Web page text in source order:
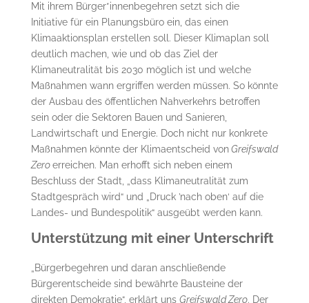
Mit ihrem Bürger*innenbegehren setzt sich die
Initiative für ein Planungsbüro ein, das einen
Klimaaktionsplan erstellen soll. Dieser Klimaplan soll
deutlich machen, wie und ob das Ziel der
Klimaneutralität bis 2030 möglich ist und welche
Maßnahmen wann ergriffen werden müssen. So könnte
der Ausbau des öffentlichen Nahverkehrs betroffen
sein oder die Sektoren Bauen und Sanieren,
Landwirtschaft und Energie. Doch nicht nur konkrete
Maßnahmen könnte der Klimaentscheid vonGreifswald
Zeroerreichen. Man erhofft sich neben einem
Beschluss der Stadt, „dass Klimaneutralität zum
Stadtgespräch wird“ und „Druck ’nach oben‘ auf die
Landes- und Bundespolitik“ ausgeübt werden kann.
Unterstützung mit einer Unterschrift
„Bürgerbegehren und daran anschließende
Bürgerentscheide sind bewährte Bausteine der
direkten Demokratie“, erklärt uns Greifswald Zero. Der